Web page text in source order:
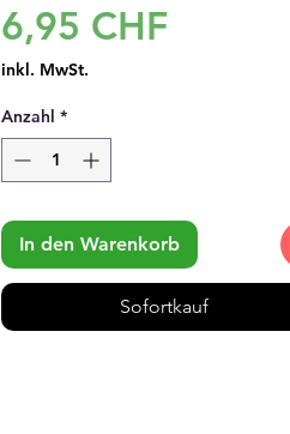
6,95 CHFPreis
inkl. MwSt.
Anzahl *
In den Warenkorb
Sofortkauf